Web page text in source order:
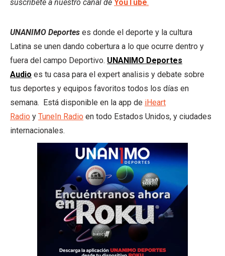
suscríbete a nuestro canal de YouTube.
UNANIMO Deportes es donde el deporte y la cultura
Latina se unen dando cobertura a lo que ocurre dentro y
fuera del campo Deportivo. UNANIMO Deportes
Audio es tu casa para el expert analisis y debate sobre
tus deportes y equipos favoritos todos los días en
semana. Está disponible en la app de iHeart
Radio y TuneIn Radio en todo Estados Unidos, y ciudades
internacionales.